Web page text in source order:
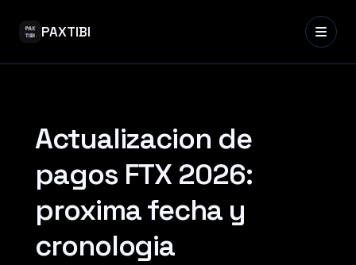
PAXTIBI
Actualizacion de
pagos FTX 2026:
proxima fecha y
cronologia